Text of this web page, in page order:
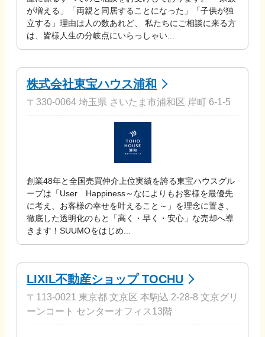
が増える」「両親と同居することになった」「子供が独
立する」理由は人の数あれど、 私たちにご相談に来る方
は、皆様人生の分岐点にいらっしゃい...
株式会社東宝ハウス浦和
〒330-0064 埼玉県 さいたま市浦和区 岸町 6-1-5
創業48年と全国売買仲介上位実績を誇る東宝ハウスグル
ープは「User Happiness～なによりもお客様を最優先
に考え、お客様の幸せを叶えること～」を理念に置き、
徹底した透明化のもと「高く・早く・安心」な売却へ導
きます！SUUMOをはじめ...
LIXIL不動産ショップ TOCHU
〒113-0021 東京都 文京区 本駒込 2-28-8 文京グリ
ーンコート センターオフィス13階